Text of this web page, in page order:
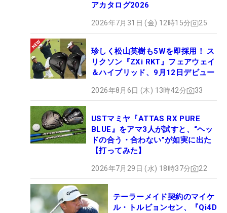
アカタログ2026
2026年7月31日 (金) 12時15分 25
珍しく松山英樹も5Wを即採用！ ス
リクソン『ZXi RKT』フェアウェイ
＆ハイブリッド、9月12日デビュー
2026年8月6日 (木) 13時42分 33
USTマミヤ『ATTAS RX PURE
BLUE』をアマ3人が試すと、“ヘッ
ドの合う・合わない”が如実に出た
【打ってみた】
2026年7月29日 (水) 18時37分 22
テーラーメイド契約のマイケ
ル・トルビョンセン、『Qi4D